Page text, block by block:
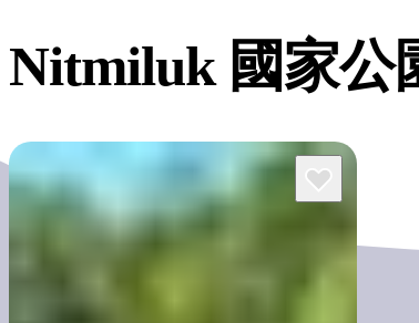
Nitmiluk 國家公